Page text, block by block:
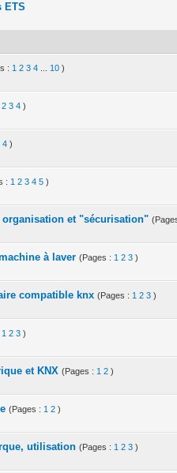
ETS
moyenne
34 5
: 1 2 3 4 10 )
moyenne
3 45
2 3 4 )
moyenne
3 4 5
4 ) 5 en moyenne
3 4
: 1 2 3 4 5 )
moyenne
3 45
organisation et "sécurisation"
moyenne
345
à laver (Pages : 1 2 3 )
moyenne
2345
compatible knx (Pages : 1 2 3 )
moyenne
345
1 2 3 )
5 en moyenne
3 4 5
et KNX (Pages : 1 2 )
moyenne
345
(Pages : 1 2 )
5 en moyenne
3 45
utilisation (Pages : 1 2 3 )
moyenne
345